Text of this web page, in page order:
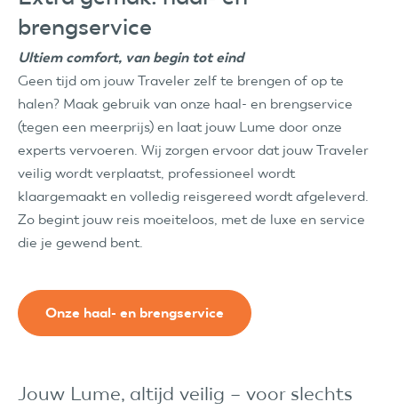
brengservice
Ultiem comfort, van begin tot eind
Geen tijd om jouw Traveler zelf te brengen of op te
halen? Maak gebruik van onze haal- en brengservice
(tegen een meerprijs) en laat jouw Lume door onze
experts vervoeren. Wij zorgen ervoor dat jouw Traveler
veilig wordt verplaatst, professioneel wordt
klaargemaakt en volledig reisgereed wordt afgeleverd.
Zo begint jouw reis moeiteloos, met de luxe en service
die je gewend bent.
Onze haal- en brengservice
Jouw Lume, altijd veilig – voor slechts